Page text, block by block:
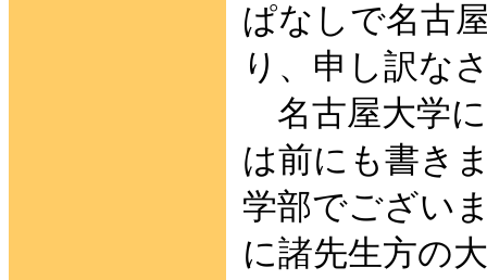
ぱなしで名古
り、申し訳な
名古屋大学
は前にも書き
学部でござい
に諸先生方の